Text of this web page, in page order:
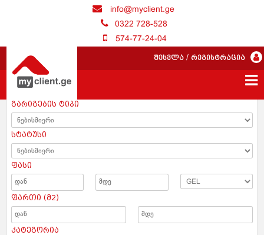
info@myclient.ge
0322 728-528
574-77-24-04
შესვლა / რეგისტრაცია
გარიგების ტიპი
სტატუსი
ფასი
ფართი (მ2)
კატეგორია